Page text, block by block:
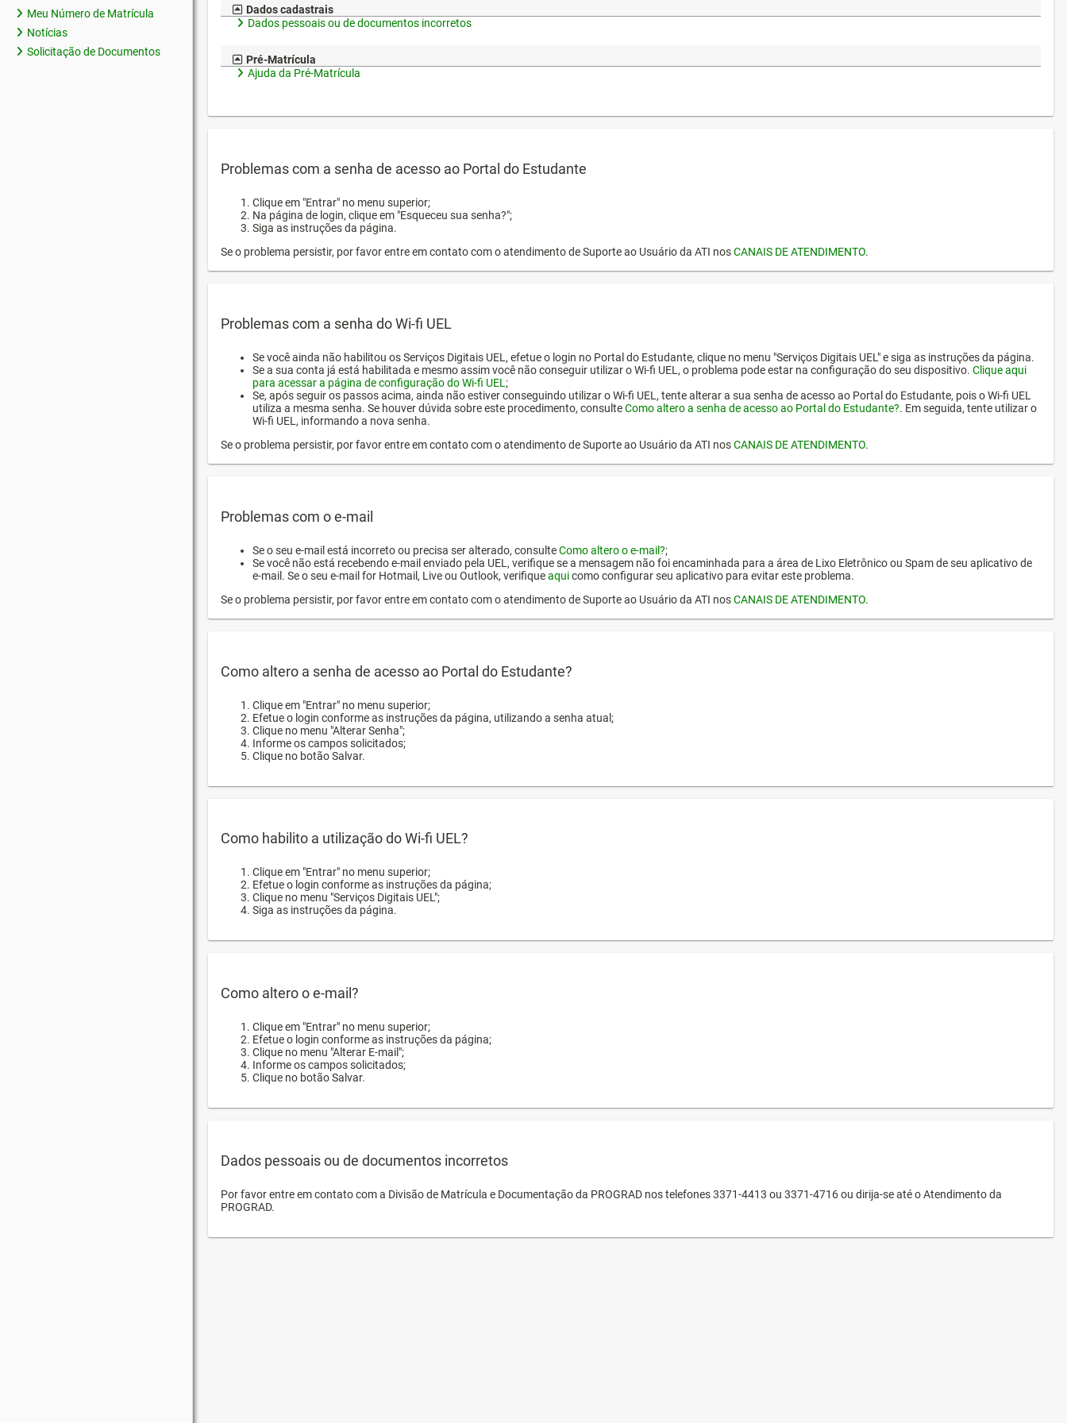
Meu Número de Matrícula
Notícias
Solicitação de Documentos
Dados cadastrais
Dados pessoais ou de documentos incorretos
Pré-Matrícula
Ajuda da Pré-Matrícula
Problemas com a senha de acesso ao Portal do Estudante
Clique em "Entrar" no menu superior;
Na página de login, clique em "Esqueceu sua senha?";
Siga as instruções da página.
Se o problema persistir, por favor entre em contato com o atendimento de Suporte ao Usuário da ATI nosCANAIS DE ATENDIMENTO.
Problemas com a senha do Wi-fi UEL
Se você ainda não habilitou os Serviços Digitais UEL, efetue o login no Portal do Estudante, clique no menu "Serviços Digitais UEL" e siga as instruções da página.
Se a sua conta já está habilitada e mesmo assim você não conseguir utilizar o Wi-fi UEL, o problema pode estar na configuração do seu dispositivo. Clique aqui
para acessar a página de configuração do Wi-fi UEL ;
Se, após seguir os passos acima, ainda não estiver conseguindo utilizar o Wi-fi UEL, tente alterar a sua senha de acesso ao Portal do Estudante, pois o Wi-fi UEL
utiliza a mesma senha. Se houver dúvida sobre este procedimento, consulteComo altero a senha de acesso ao Portal do Estudante?. Em seguida, tente utilizar o
Wi-fi UEL, informando a nova senha.
Se o problema persistir, por favor entre em contato com o atendimento de Suporte ao Usuário da ATI nosCANAIS DE ATENDIMENTO.
Problemas com o e-mail
Se o seu e-mail está incorreto ou precisa ser alterado, consulteComo altero o e-mail?;
Se você não está recebendo e-mail enviado pela UEL, verifique se a mensagem não foi encaminhada para a área de Lixo Eletrônico ou Spam de seu aplicativo de
e-mail. Se o seu e-mail for Hotmail, Live ou Outlook, verifiqueaquicomo configurar seu aplicativo para evitar este problema.
Se o problema persistir, por favor entre em contato com o atendimento de Suporte ao Usuário da ATI nosCANAIS DE ATENDIMENTO.
Como altero a senha de acesso ao Portal do Estudante?
Clique em "Entrar" no menu superior;
Efetue o login conforme as instruções da página, utilizando a senha atual;
Clique no menu "Alterar Senha";
Informe os campos solicitados;
Clique no botão Salvar.
Como habilito a utilização do Wi-fi UEL?
Clique em "Entrar" no menu superior;
Efetue o login conforme as instruções da página;
Clique no menu "Serviços Digitais UEL";
Siga as instruções da página.
Como altero o e-mail?
Clique em "Entrar" no menu superior;
Efetue o login conforme as instruções da página;
Clique no menu "Alterar E-mail";
Informe os campos solicitados;
Clique no botão Salvar.
Dados pessoais ou de documentos incorretos
Por favor entre em contato com a Divisão de Matrícula e Documentação da PROGRAD nos telefones 3371-4413 ou 3371-4716 ou dirija-se até o Atendimento da
PROGRAD.